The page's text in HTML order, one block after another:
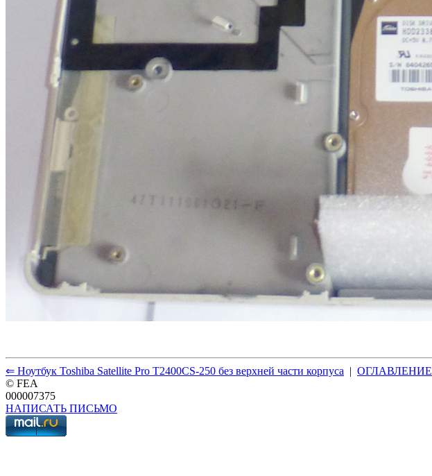
⇐ Ноутбук Toshiba Satellite Pro T2400CS-250 без верхней части корпуса | ОГЛАВЛЕНИЕ
© FEA
000007375
НАПИСАТЬ ПИСЬМО